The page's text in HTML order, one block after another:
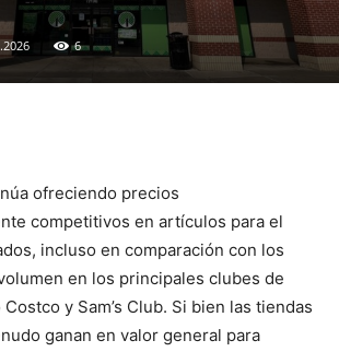
6
ofreciendo precios
competitivos en artículos para el
incluso en comparación con los
en los principales clubes de
y Sam’s Club. Si bien las tiendas
ganan en valor general para